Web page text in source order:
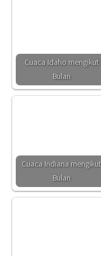
Cuaca Idaho mengikut
Bulan
Cuaca Indiana mengikut
Bulan